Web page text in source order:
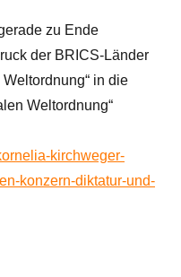
zu Ende
der BRICS-Länder
in die
Weltordnung“
kirchweger-
konzern-diktatur-und-